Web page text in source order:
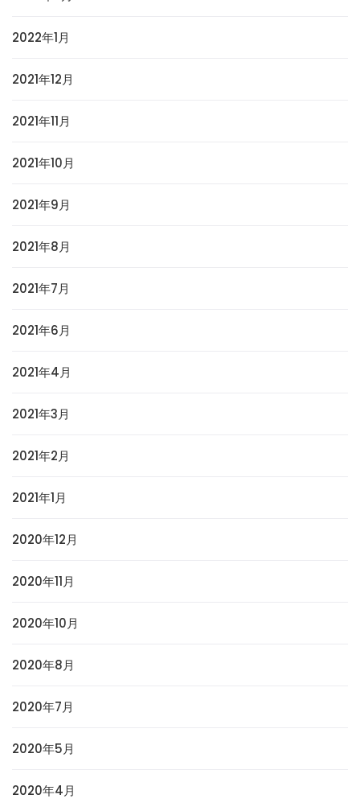
2022年1月
2021年12月
2021年11月
2021年10月
2021年9月
2021年8月
2021年7月
2021年6月
2021年4月
2021年3月
2021年2月
2021年1月
2020年12月
2020年11月
2020年10月
2020年8月
2020年7月
2020年5月
2020年4月